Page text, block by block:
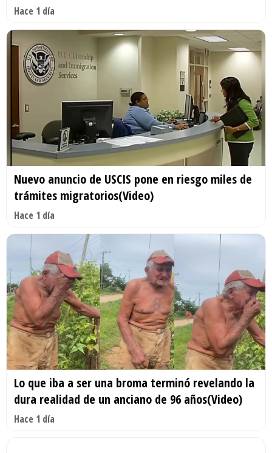
Hace 1 día
Nuevo anuncio de USCIS pone en riesgo miles de
trámites migratorios(Video)
Hace 1 día
Lo que iba a ser una broma terminó revelando la
dura realidad de un anciano de 96 años(Video)
Hace 1 día